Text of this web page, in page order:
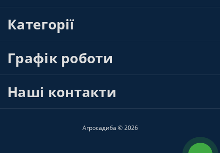
Категорії
Графік роботи
Наші контакти
Агросадиба © 2026